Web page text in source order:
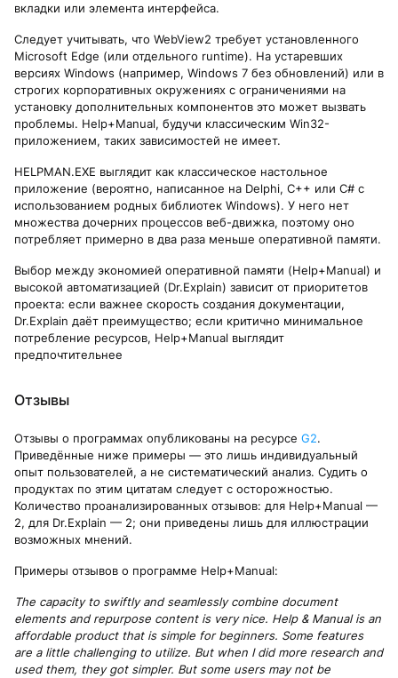
вкладки или элемента интерфейса.
Следует учитывать, что WebView2 требует установленного
Microsoft Edge (или отдельного runtime). На устаревших
версиях Windows (например, Windows 7 без обновлений) или в
строгих корпоративных окружениях с ограничениями на
установку дополнительных компонентов это может вызвать
проблемы. Help+Manual, будучи классическим Win32-
приложением, таких зависимостей не имеет.
HELPMAN.EXE выглядит как классическое настольное
приложение (вероятно, написанное на Delphi, C++ или C# с
использованием родных библиотек Windows). У него нет
множества дочерних процессов веб-движка, поэтому оно
потребляет примерно в два раза меньше оперативной памяти.
Выбор между экономией оперативной памяти (Help+Manual) и
высокой автоматизацией (Dr.Explain) зависит от приоритетов
проекта: если важнее скорость создания документации,
Dr.Explain даёт преимущество; если критично минимальное
потребление ресурсов, Help+Manual выглядит
предпочтительнее
Отзывы
Отзывы о программах опубликованы на ресурсе G2.
Приведённые ниже примеры — это лишь индивидуальный
опыт пользователей, а не систематический анализ. Судить о
продуктах по этим цитатам следует с осторожностью.
Количество проанализированных отзывов: для Help+Manual —
2, для Dr.Explain — 2; они приведены лишь для иллюстрации
возможных мнений.
Примеры отзывов о программе Help+Manual:
The capacity to swiftly and seamlessly combine document
elements and repurpose content is very nice. Help & Manual is an
affordable product that is simple for beginners. Some features
are a little challenging to utilize. But when I did more research and
used them, they got simpler. But some users may not be